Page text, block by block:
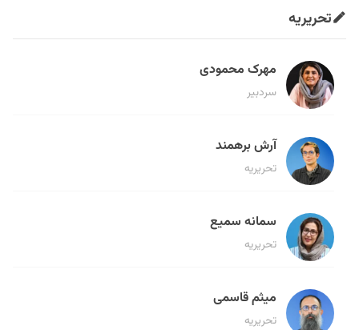
تحریریه
مهرک محمودی
سردبیر
آرش برهمند
تحریریه
سمانه سمیع
تحریریه
میثم قاسمی
تحریریه